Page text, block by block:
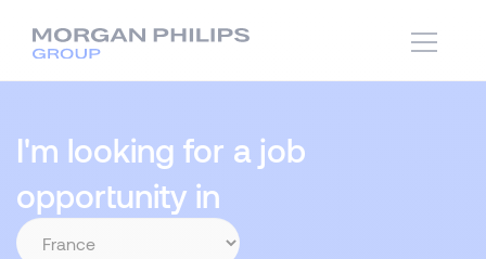
I'm looking for a job
opportunity in